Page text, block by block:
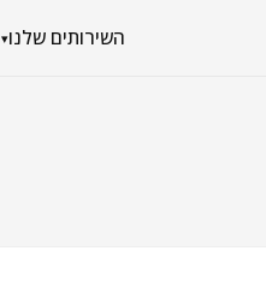
השירותים שלנו▾